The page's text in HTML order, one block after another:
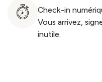
Check-in
Vous arrivez,
inutile.